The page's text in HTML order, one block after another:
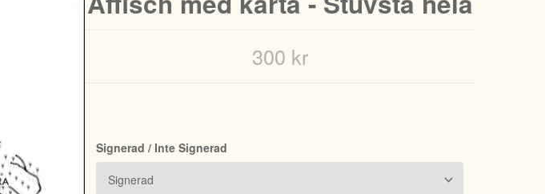
300 kr
Signerad / Inte Signerad